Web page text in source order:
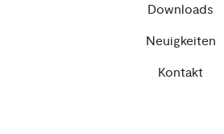
Downloads
Neuigkeiten
Kontakt